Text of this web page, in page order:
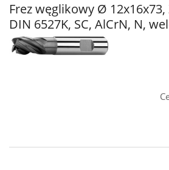
Frez węglikowy Ø 12x16x73,
DIN 6527K, SC, AlCrN, N,